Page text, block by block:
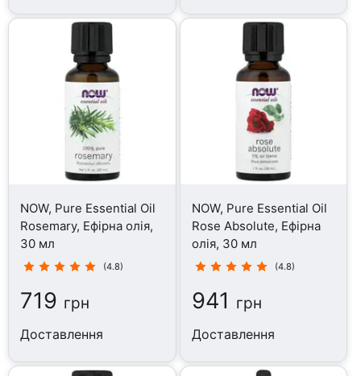
NOW, Pure Essential Oil
Rosemary, Ефірна олія,
30 мл
(4.8)
719 грн
Доставлення
NOW, Pure Essential Oil
Rose Absolute, Ефірна
олія, 30 мл
(4.8)
941 грн
Доставлення